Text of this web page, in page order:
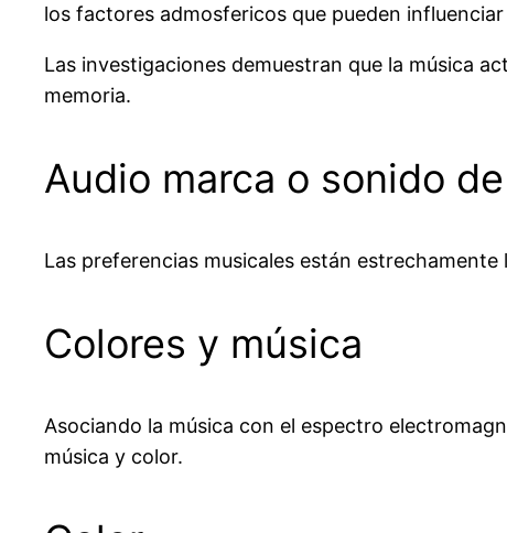
los factores admosfericos que pueden
Las investigaciones demuestran que la música
memoria.
Audio marca o sonido
Las preferencias musicales están
Colores y música
Asociando la música con el espectro
música y color.